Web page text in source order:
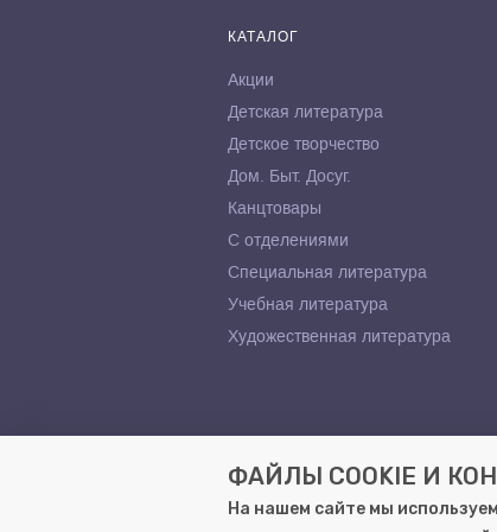
КАТАЛОГ
Акции
Детская литература
Детское творчество
Дом. Быт. Досуг.
Канцтовары
С отделениями
Специальная литература
Учебная литература
Художественная литература
ФАЙЛЫ COOKIE И
На нашем сайте мы